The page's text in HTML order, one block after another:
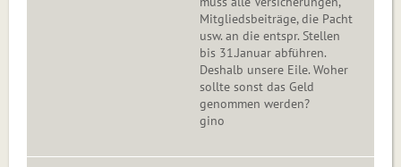
Mitgliedsbeiträge, die Pacht
usw. an die entspr. Stellen
bis 31.Januar abführen.
Deshalb unsere Eile. Woher
sollte sonst das Geld
genommen werden?
gino